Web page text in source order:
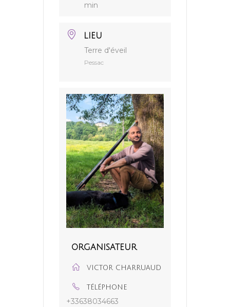
min
LIEU
Terre d'éveil
Pessac
ORGANISATEUR
VICTOR CHARRUAUD
TÉLÉPHONE
+33638034663